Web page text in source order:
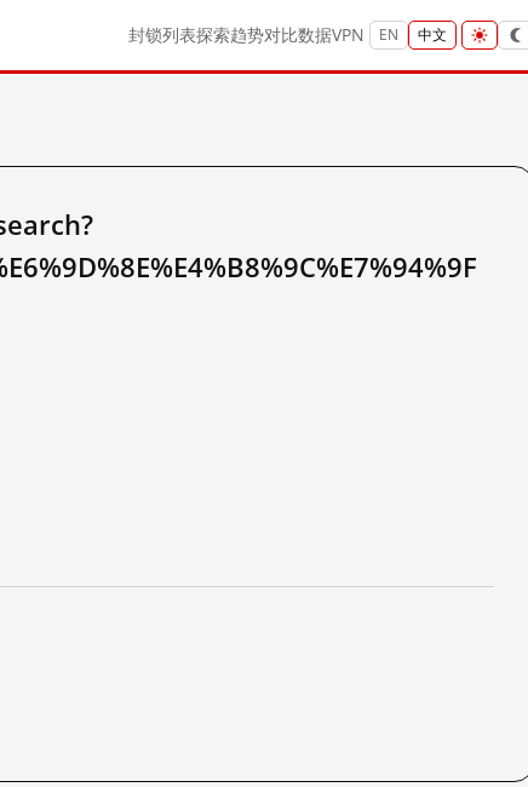
封锁列表探索趋势对比数据VPN EN 中文